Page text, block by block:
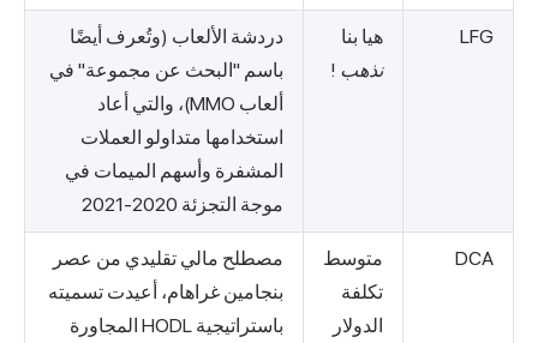
LFG
هيا بنا
نذهب !
دردشة الألعاب (وتُعرف أيضًا
باسم "البحث عن مجموعة" في
ألعاب MMO)، والتي أعاد
استخدامها متداولو العملات
المشفرة وأسهم الميمات في
موجة التجزئة 2020-2021
DCA
متوسط
تكلفة
الدولار
مصطلح مالي تقليدي من عصر
بنجامين غراهام، أعيدت تسميته
باستراتيجية HODL المجاورة